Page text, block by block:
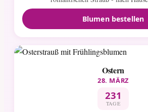
Blumen bestellen
Ostern
28. MÄRZ
231
TAGE